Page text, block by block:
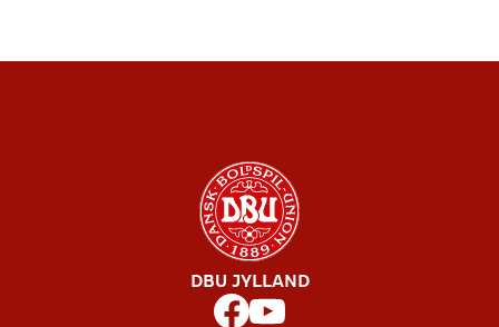
DBU JYLLAND